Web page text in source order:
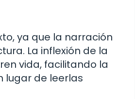
ya que la narración
La inflexión de la
vida, facilitando la
lugar de leerlas